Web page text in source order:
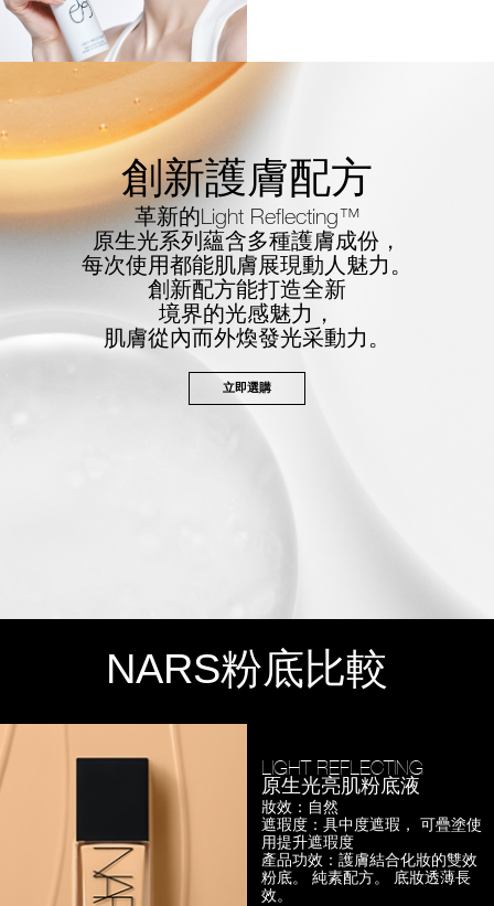
創新護膚配方
革新的Light Reflecting™
原生光系列蘊含多種護膚成份，
每次使用都能肌膚展現動人魅力。
創新配方能打造全新
境界的光感魅力，
肌膚從內而外煥發光采動力。
立即選購
NARS粉底比較
LIGHT REFLECTING
原生光亮肌粉底液
妝效：自然
遮瑕度：具中度遮瑕， 可疊塗使
用提升遮瑕度
產品功效：護膚結合化妝的雙效
粉底。
純素配方。 底妝透薄長
效。